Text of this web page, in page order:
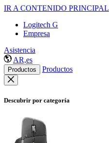
IR A CONTENIDO PRINCIPAL
Logitech G
Empresa
Asistencia
AR,es
Productos Productos
Descubrir por categoría